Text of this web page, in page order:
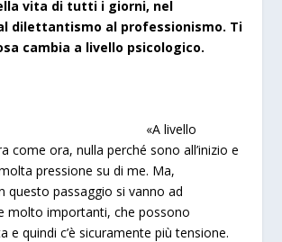
vita di tutti i giorni, nel
dilettantismo al professionismo. Ti
cambia a livello psicologico.
«A livello
come ora, nulla perché sono all’inizio e
pressione su di me. Ma,
questo passaggio si vanno ad
molto importanti, che possono
e quindi c’è sicuramente più tensione.